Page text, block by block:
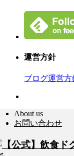
運営方針
ブログ運営方
About us
お問い合わせ